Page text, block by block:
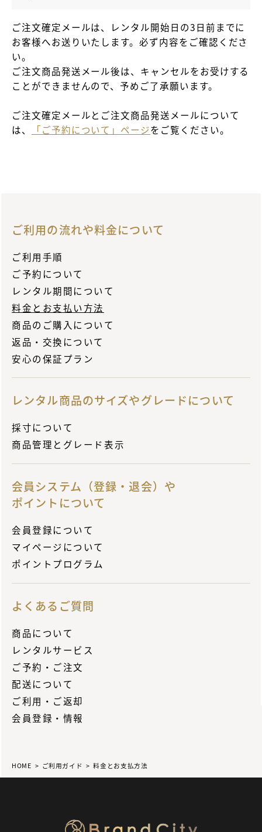
ご利用の流れや料金について
ご利用手順
ご予約について
レンタル期間について
料金とお支払い方法
商品のご購入について
返品・交換について
安心の保証プラン
レンタル商品のサイズやグレードについて
採寸について
商品管理とグレード表示
会員システム（登録・退会）や
ポイントについて
会員登録について
マイページについて
ポイントプログラム
よくあるご質問
商品について
レンタルサービス
ご予約・ご注文
配送について
ご利用・ご返却
会員登録・情報
ご注文確定メールは、レンタル開始日の3日前までに
お客様へお送りいたします。必ず内容をご確認くださ
い。
ご注文商品発送メール後は、キャンセルをお受けする
ことができませんので、予めご了承願います。
ご注文確定メールとご注文商品発送メールについて
は、
「ご予約について」ページをご覧ください。
HOME ご利用ガイド 料金とお支払方法